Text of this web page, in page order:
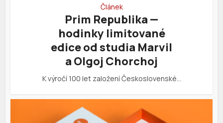
Článek
Prim Republika —
hodinky limitované
edice od studia Marvil
a Olgoj Chorchoj
K výročí 100 let založení Československé…